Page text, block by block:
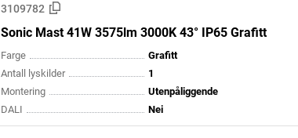
3109782
Sonic Mast 41W 3575lm 3000K 43° IP65 Grafitt
Farge Grafitt
Antall lyskilder
1
Montering
Utenpåliggende
DALI
Nei